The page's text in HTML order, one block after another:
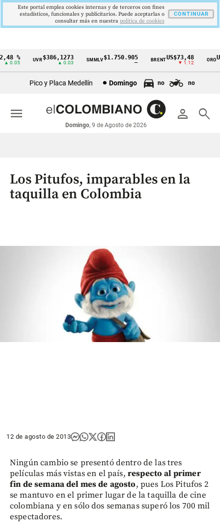
Cintillo
económicos
Colombia
%
0.05
UVR$386,1273
▲ 0.03
SMMLV$1.750.905 BRENTUS$73,48
▼ 1.12
ORO
Pico y Placa Medellín Domingo no no
person search
Domingo, 9 de Agosto de 2026
menu
Los Pitufos, imparables en la
taquilla en Colombia
12 de agosto de 2013
Ningún cambio se presentó dentro de las tres
películas más vistas en el país, respecto al primer
fin de semana del mes de agosto, pues Los Pitufos 2
se mantuvo en el primer lugar de la taquilla de cine
colombiana y en sólo dos semanas superó los 700 mil
espectadores.
Este portal emplea cookies internas y de terceros con fines
estadísticos, funcionales y publicitarios. Puede aceptarlas o
consultar más en nuestra politica de cookies
CONTINUAR